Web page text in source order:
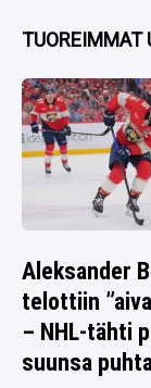
TUOREIMMAT
Aleksander
telottiin
– NHL-tähti
suunsa